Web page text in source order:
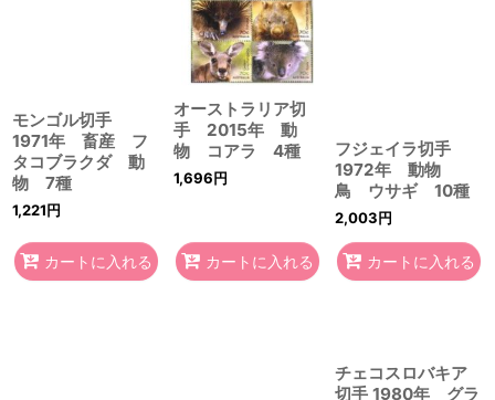
モンゴル切手
1971年 畜産 フ
タコブラクダ 動
物 7種
1,221円
カートに入れる
オーストラリア切
手 2015年 動
物 コアラ 4種
1,696円
カートに入れる
フジェイラ切手
1972年 動物
鳥 ウサギ 10種
2,003円
カートに入れる
チェコスロバキア
切手 1980年 グラ